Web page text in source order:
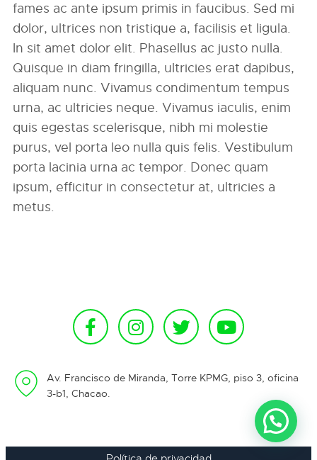
fames ac ante ipsum primis in faucibus. Sed mi
dolor, ultrices non tristique a, facilisis et ligula.
In sit amet dolor elit. Phasellus ac justo nulla.
Quisque in diam fringilla, ultricies erat dapibus,
aliquam nunc. Vivamus condimentum tempus
urna, ac ultricies neque. Vivamus iaculis, enim
quis egestas scelerisque, nibh mi molestie
purus, vel porta leo nulla quis felis. Vestibulum
porta lacinia urna ac tempor. Donec quam
ipsum, efficitur in consectetur at, ultricies a
metus.
Av. Francisco de Miranda, Torre KPMG, piso 3, oficina
3-b1, Chacao.